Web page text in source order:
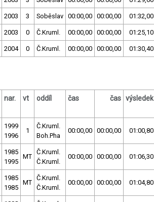
2003 3 Soběslav 00:00,00 00:00,00 01:32,00
2003 0 Č.Kruml. 00:00,00 00:00,00 01:25,10
2004 0 Č.Kruml. 00:00,00 00:00,00 01:30,40
nar. vt oddíl čas čas výsledek
1999
1996
1
Č.Kruml.
Boh.Pha
00:00,00 00:00,00 01:00,80
1985
1995
MT
Č.Kruml.
Č.Kruml.
00:00,00 00:00,00 01:06,30
1985
1985
MT
Č.Kruml.
Č.Kruml.
00:00,00 00:00,00 01:04,80